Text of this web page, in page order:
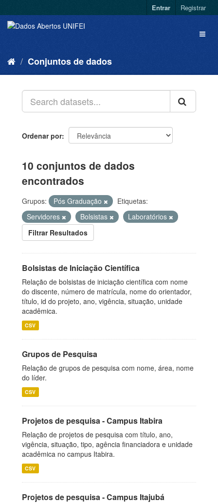
Entrar Registrar
Conjuntos de dados
Ordenar por
10 conjuntos de dados
encontrados
Grupos: Pós Graduação
Etiquetas:
Servidores
Bolsistas
Laboratórios
Filtrar Resultados
Bolsistas de Iniciação Científica
Relação de bolsistas de iniciação científica com nome
do discente, número de matrícula, nome do orientador,
título, id do projeto, ano, vigência, situação, unidade
acadêmica.
CSV
Grupos de Pesquisa
Relação de grupos de pesquisa com nome, área, nome
do líder.
CSV
Projetos de pesquisa - Campus Itabira
Relação de projetos de pesquisa com título, ano,
vigência, situação, tipo, agência financiadora e unidade
acadêmica no campus Itabira.
CSV
Projetos de pesquisa - Campus Itajubá